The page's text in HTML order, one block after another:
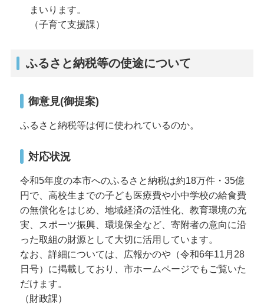
まいります。
（子育て支援課）
ふるさと納税等の使途について
御意見(御提案)
ふるさと納税等は何に使われているのか。
対応状況
令和5年度の本市へのふるさと納税は約18万件・35億
円で、高校生までの子ども医療費や小中学校の給食費
の無償化をはじめ、地域経済の活性化、教育環境の充
実、スポーツ振興、環境保全など、寄附者の意向に沿
った取組の財源として大切に活用しています。
なお、詳細については、広報かのや（令和6年11月28
日号）に掲載しており、市ホームページでもご覧いた
だけます。
（財政課）